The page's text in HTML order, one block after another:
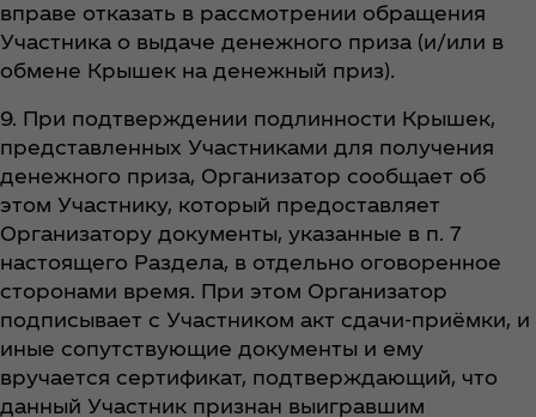
вправе отказать в рассмотрении обращения
Участника о выдаче денежного приза (и/или в
обмене Крышек на денежный приз).
9. При подтверждении подлинности Крышек,
представленных Участниками для получения
денежного приза, Организатор сообщает об
этом Участнику, который предоставляет
Организатору документы, указанные в п. 7
настоящего Раздела, в отдельно оговоренное
сторонами время. При этом Организатор
подписывает с Участником акт сдачи-приёмки, и
иные сопутствующие документы и ему
вручается сертификат, подтверждающий, что
данный Участник признан выигравшим